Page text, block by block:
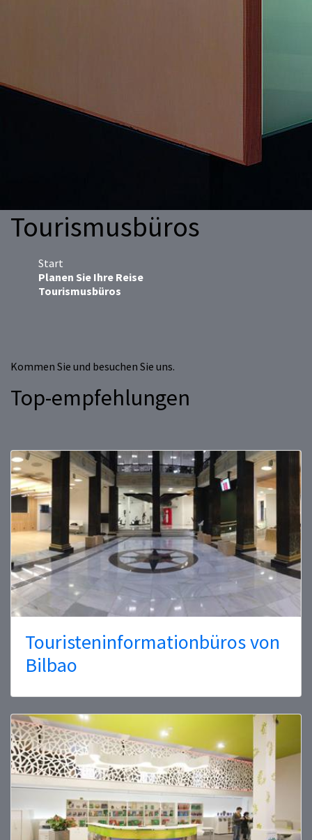
Tourismusbüros
Start
Planen Sie Ihre Reise
Tourismusbüros
Kommen Sie und besuchen Sie uns.
Top-empfehlungen
Touristeninformationbüros von
Bilbao